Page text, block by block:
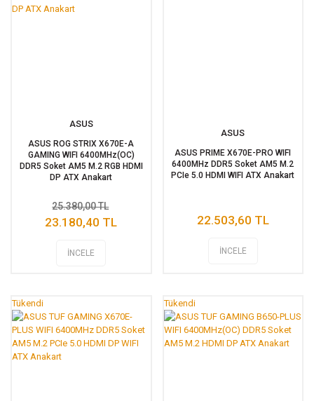
ASUS
ASUS ROG STRIX X670E-A
GAMING WIFI 6400MHz(OC)
DDR5 Soket AM5 M.2 RGB HDMI
DP ATX Anakart
23.180,40 TL
25.380,00 TL
İNCELE
ASUS
ASUS PRIME X670E-PRO WIFI
6400MHz DDR5 Soket AM5 M.2
PCIe 5.0 HDMI WIFI ATX Anakart
22.503,60 TL
İNCELE
Tükendi Tükendi